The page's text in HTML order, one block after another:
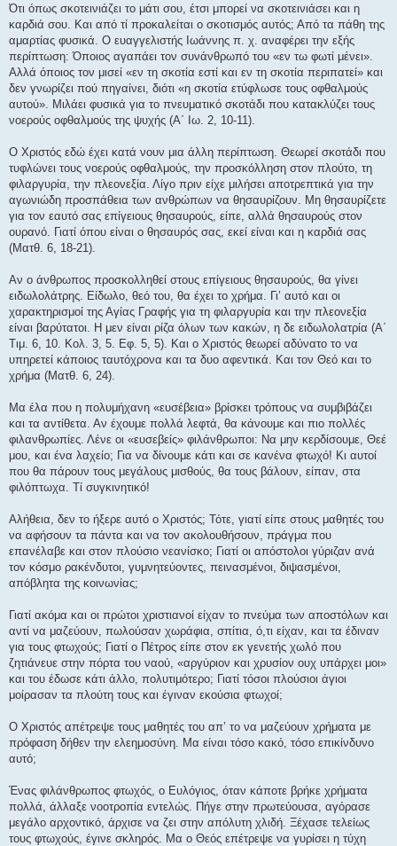
Ότι όπως σκοτεινιάζει το μάτι σου, έτσι μπορεί να σκοτεινιάσει και η
καρδιά σου. Και από τί προκαλείται ο σκοτισμός αυτός; Από τα πάθη της
αμαρτίας φυσικά. Ο ευαγγελιστής Ιωάννης π. χ. αναφέρει την εξής
περίπτωση: Όποιος αγαπάει τον συνάνθρωπό του «εν τω φωτί μένει».
Αλλά όποιος τον μισεί «εν τη σκοτία εστί και εν τη σκοτία περιπατεί» και
δεν γνωρίζει πού πηγαίνει, διότι «η σκοτία ετύφλωσε τους οφθαλμούς
αυτού». Μιλάει φυσικά για το πνευματικό σκοτάδι που κατακλύζει τους
νοερούς οφθαλμούς της ψυχής (Α΄ Ιω. 2, 10-11).
Ο Χριστός εδώ έχει κατά νουν μια άλλη περίπτωση. Θεωρεί σκοτάδι που
τυφλώνει τους νοερούς οφθαλμούς, την προσκόλληση στον πλούτο, τη
φιλαργυρία, την πλεονεξία. Λίγο πριν είχε μιλήσει αποτρεπτικά για την
αγωνιώδη προσπάθεια των ανθρώπων να θησαυρίζουν. Μη θησαυρίζετε
για τον εαυτό σας επίγειους θησαυρούς, είπε, αλλά θησαυρούς στον
ουρανό. Γιατί όπου είναι ο θησαυρός σας, εκεί είναι και η καρδιά σας
(Ματθ. 6, 18-21).
Αν ο άνθρωπος προσκολληθεί στους επίγειους θησαυρούς, θα γίνει
ειδωλολάτρης. Είδωλο, θεό του, θα έχει το χρήμα. Γι’ αυτό και οι
χαρακτηρισμοί της Αγίας Γραφής για τη φιλαργυρία και την πλεονεξία
είναι βαρύτατοι. Η μεν είναι ρίζα όλων των κακών, η δε ειδωλολατρία (Α΄
Τιμ. 6, 10. Κολ. 3, 5. Εφ. 5, 5). Και ο Χριστός θεωρεί αδύνατο το να
υπηρετεί κάποιος ταυτόχρονα και τα δυο αφεντικά. Και τον Θεό και το
χρήμα (Ματθ. 6, 24).
Μα έλα που η πολυμήχανη «ευσέβεια» βρίσκει τρόπους να συμβιβάζει
και τα αντίθετα. Αν έχουμε πολλά λεφτά, θα κάνουμε και πιο πολλές
φιλανθρωπίες. Λένε οι «ευσεβείς» φιλάνθρωποι: Να μην κερδίσουμε, Θεέ
μου, και ένα λαχείο; Για να δίνουμε κάτι και σε κανένα φτωχό! Κι αυτοί
που θα πάρουν τους μεγάλους μισθούς, θα τους βάλουν, είπαν, στα
φιλόπτωχα. Τί συγκινητικό!
Αλήθεια, δεν το ήξερε αυτό ο Χριστός; Τότε, γιατί είπε στους μαθητές του
να αφήσουν τα πάντα και να τον ακολουθήσουν, πράγμα που
επανέλαβε και στον πλούσιο νεανίσκο; Γιατί οι απόστολοι γύριζαν ανά
τον κόσμο ρακένδυτοι, γυμνητεύοντες, πεινασμένοι, διψασμένοι,
απόβλητα της κοινωνίας;
Γιατί ακόμα και οι πρώτοι χριστιανοί είχαν το πνεύμα των αποστόλων και
αντί να μαζεύουν, πωλούσαν χωράφια, σπίτια, ό,τι είχαν, και τα έδιναν
για τους φτωχούς; Γιατί ο Πέτρος είπε στον εκ γενετής χωλό που
ζητιάνευε στην πόρτα του ναού, «αργύριον και χρυσίον ουχ υπάρχει μοι»
και του έδωσε κάτι άλλο, πολυτιμότερο; Γιατί τόσοι πλούσιοι άγιοι
μοίρασαν τα πλούτη τους και έγιναν εκούσια φτωχοί;
Ο Χριστός απέτρεψε τους μαθητές του απ’ το να μαζεύουν χρήματα με
πρόφαση δήθεν την ελεημοσύνη. Μα είναι τόσο κακό, τόσο επικίνδυνο
αυτό;
Ένας φιλάνθρωπος φτωχός, ο Ευλόγιος, όταν κάποτε βρήκε χρήματα
πολλά, άλλαξε νοοτροπία εντελώς. Πήγε στην πρωτεύουσα, αγόρασε
μεγάλο αρχοντικό, άρχισε να ζει στην απόλυτη χλιδή. Ξέχασε τελείως
τους φτωχούς, έγινε σκληρός. Μα ο Θεός επέτρεψε να γυρίσει η τύχη